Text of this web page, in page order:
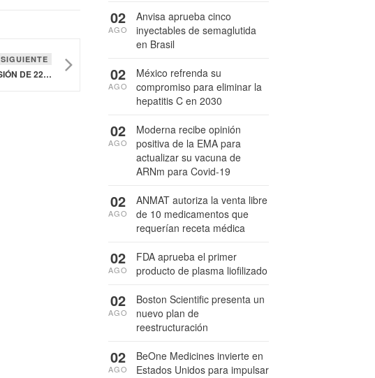
SIGUIENTE
GRUPO SOMAR ANUNCIA INVERSIÓN DE 223 MDP EN LA CIUDAD DE MÉXICO Y ESTADO DE MÉXICO
Anvisa aprueba cinco
inyectables de semaglutida
en Brasil
02
AGO
México refrenda su
compromiso para eliminar la
hepatitis C en 2030
02
AGO
Moderna recibe opinión
positiva de la EMA para
actualizar su vacuna de
ARNm para Covid-19
02
AGO
ANMAT autoriza la venta libre
de 10 medicamentos que
requerían receta médica
02
AGO
FDA aprueba el primer
producto de plasma liofilizado
02
AGO
Boston Scientific presenta un
nuevo plan de
reestructuración
02
AGO
BeOne Medicines invierte en
Estados Unidos para impulsar
02
AGO